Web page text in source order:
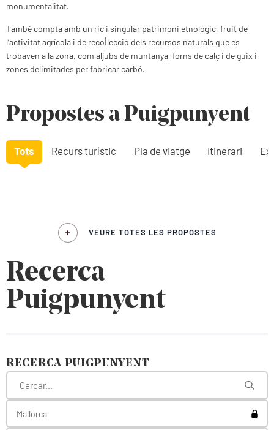
monumentalitat.
També compta amb un ric i singular patrimoni etnològic, fruit de
l’activitat agrícola i de recol·lecció dels recursos naturals que es
trobaven a la zona, com aljubs de muntanya, forns de calç i de guix i
zones delimitades per fabricar carbó.
Propostes a Puigpunyent
Tots Recurs turístic Pla de viatge Itinerari
VEURE TOTES LES PROPOSTES
Recerca
Puigpunyent
RECERCA PUIGPUNYENT
Mallorca